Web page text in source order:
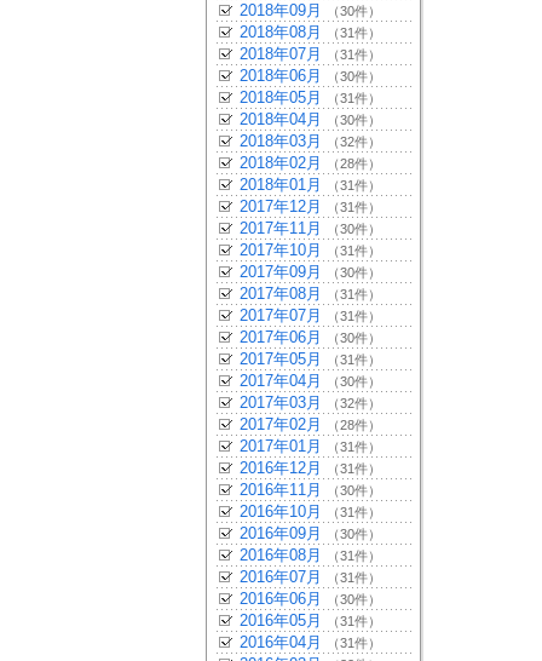
2018年09月 （30件）
2018年08月 （31件）
2018年07月 （31件）
2018年06月 （30件）
2018年05月 （31件）
2018年04月 （30件）
2018年03月 （32件）
2018年02月 （28件）
2018年01月 （31件）
2017年12月 （31件）
2017年11月 （30件）
2017年10月 （31件）
2017年09月 （30件）
2017年08月 （31件）
2017年07月 （31件）
2017年06月 （30件）
2017年05月 （31件）
2017年04月 （30件）
2017年03月 （32件）
2017年02月 （28件）
2017年01月 （31件）
2016年12月 （31件）
2016年11月 （30件）
2016年10月 （31件）
2016年09月 （30件）
2016年08月 （31件）
2016年07月 （31件）
2016年06月 （30件）
2016年05月 （31件）
2016年04月 （31件）